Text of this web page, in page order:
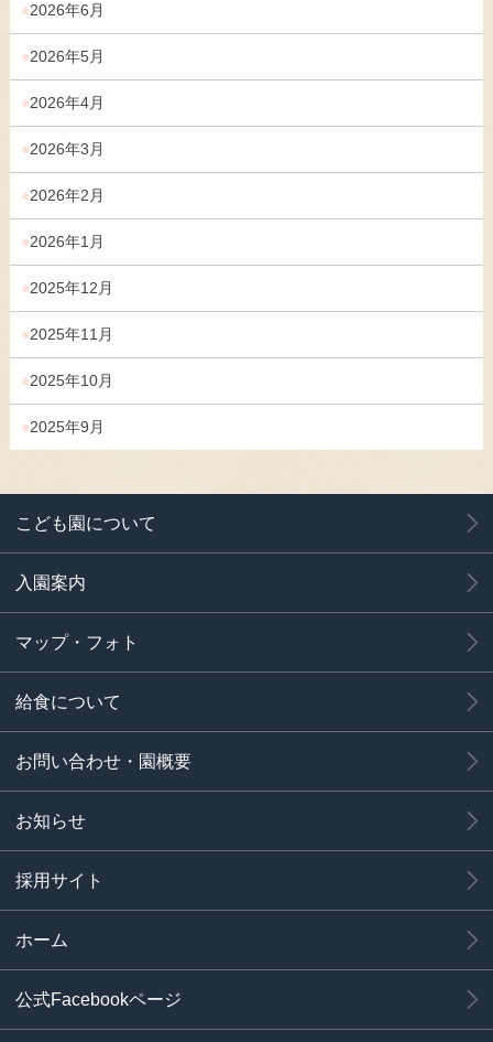
2026年6月
2026年5月
2026年4月
2026年3月
2026年2月
2026年1月
2025年12月
2025年11月
2025年10月
2025年9月
こども園について
入園案内
マップ・フォト
給食について
お問い合わせ・園概要
お知らせ
採用サイト
ホーム
公式Facebookページ